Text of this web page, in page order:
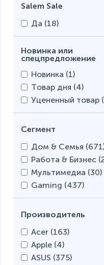
Salem Sale
Да (18)
Новинка или
спецпредложение
Новинка (1)
Товар дня (4)
Уцененный товар (
Сегмент
Дом & Семья (671
Работа & Бизнес (
Мультимедиа (30)
Gaming (437)
Производитель
Acer (163)
Apple (4)
ASUS (375)